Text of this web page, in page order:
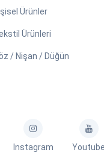
Ürünler
Ürünleri
/ Nişan / Düğün
Instagram